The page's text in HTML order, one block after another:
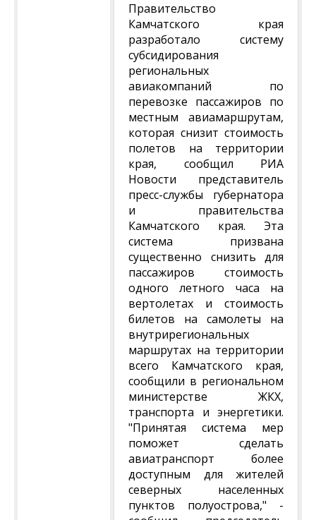
Правительство
Камчатского края
разработало систему
субсидирования
региональных
авиакомпаний по
перевозке пассажиров по
местным авиамаршрутам,
которая снизит стоимость
полетов на территории
края, сообщил РИА
Новости представитель
пресс-службы губернатора
и правительства
Камчатского края. Эта
система призвана
существенно снизить для
пассажиров стоимость
одного летного часа на
вертолетах и стоимость
билетов на самолеты на
внутрирегиональных
маршрутах на территории
всего Камчатского края,
сообщили в региональном
министерстве ЖКХ,
транспорта и энергетики.
"Принятая система мер
поможет сделать
авиатранспорт более
доступным для жителей
северных населенных
пунктов полуострова," -